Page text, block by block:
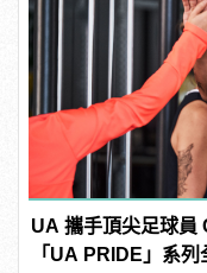
UA 攜手頂尖足球員
「UA PRIDE」系列